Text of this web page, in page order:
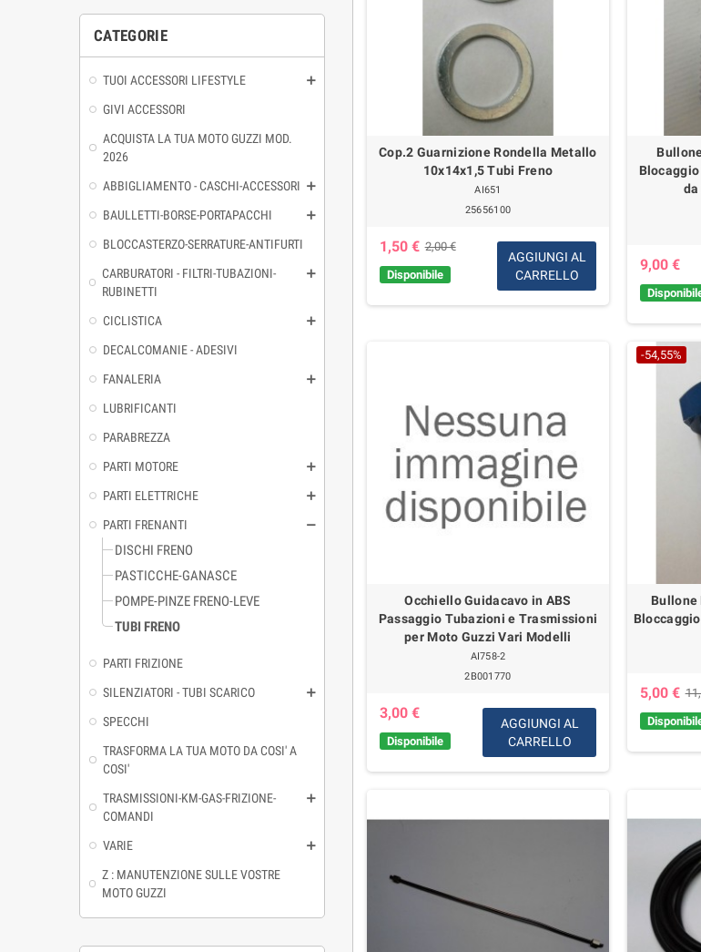
CATEGORIE
TUOI ACCESSORI LIFESTYLE
GIVI ACCESSORI
ACQUISTA LA TUA MOTO GUZZI MOD.
2026
ABBIGLIAMENTO - CASCHI-ACCESSORI
BAULLETTI-BORSE-PORTAPACCHI
BLOCCASTERZO-SERRATURE-ANTIFURTI
CARBURATORI - FILTRI-TUBAZIONI-
RUBINETTI
CICLISTICA
DECALCOMANIE - ADESIVI
FANALERIA
LUBRIFICANTI
PARABREZZA
PARTI MOTORE
PARTI ELETTRICHE
PARTI FRENANTI
DISCHI FRENO
PASTICCHE-GANASCE
POMPE-PINZE FRENO-LEVE
TUBI FRENO
PARTI FRIZIONE
SILENZIATORI - TUBI SCARICO
SPECCHI
TRASFORMA LA TUA MOTO DA COSI' A
COSI'
TRASMISSIONI-KM-GAS-FRIZIONE-
COMANDI
VARIE
Z : MANUTENZIONE SULLE VOSTRE
MOTO GUZZI
Cop.2 Guarnizione Rondella Metallo
10x14x1,5 Tubi Freno
AI651
25656100
1,50 € 2,00 €
Disponibile
AGGIUNGI AL
CARRELLO
da
9,00 €
Occhiello Guidacavo in ABS
Passaggio Tubazioni e Trasmissioni
per Moto Guzzi Vari Modelli
AI758-2
2B001770
3,00 €
Disponibile
AGGIUNGI AL
CARRELLO
-54,55%
Bullone
5,00 €